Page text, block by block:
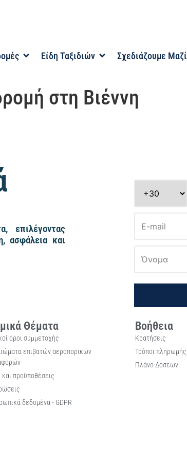
Είδη Ταξιδιών Σχεδιάζουμε Μαζί
στη Βιέννη
επιλέγοντας
ασφάλεια και
Θέματα
όροι συμμετοχής
επιβατών αεροπορικών
και προϋποθέσεις
δεδομένα - GDPR
Βοήθεια
Κρατήσεις
Τρόποι πληρωμής
Πλάνο Δόσεων